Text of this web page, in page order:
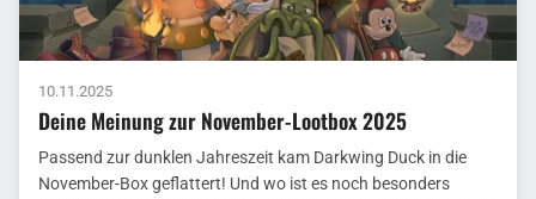
10.11.2025
Deine Meinung zur November-Lootbox 2025
Passend zur dunklen Jahreszeit kam Darkwing Duck in die
November-Box geflattert! Und wo ist es noch besonders